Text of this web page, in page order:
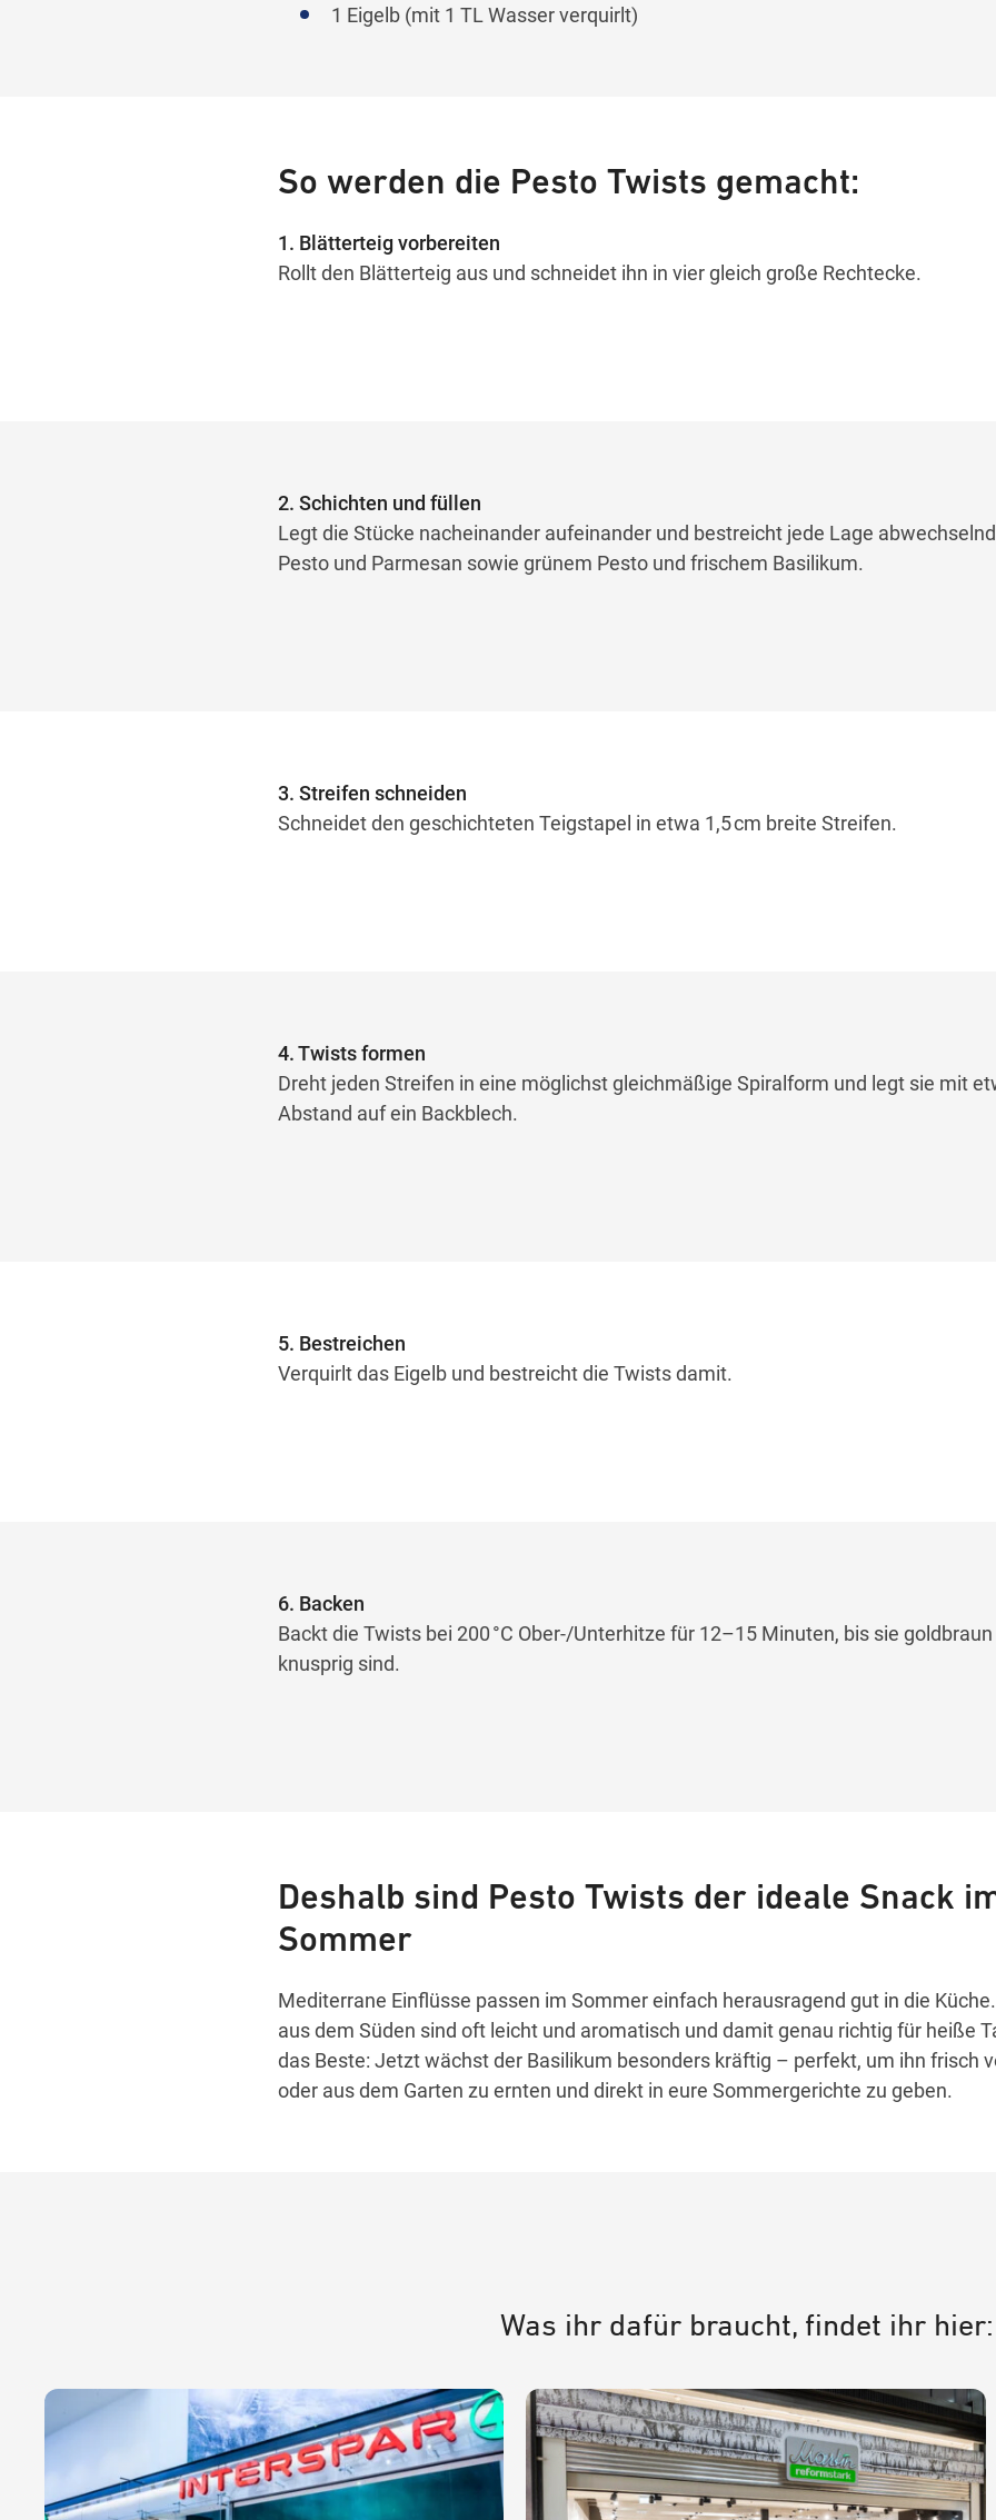
1 Eigelb (mit 1 TL Wasser verquirlt)
So werden die Pesto Twists gemacht:
1. Blätterteig vorbereiten
Rollt den Blätterteig aus und schneidet ihn in vier gleich große Rechtecke.
2. Schichten und füllen
Legt die Stücke nacheinander aufeinander und bestreicht jede Lage
Pesto und Parmesan sowie grünem Pesto und frischem Basilikum.
3. Streifen schneiden
Schneidet den geschichteten Teigstapel in etwa 1,5 cm breite Streifen.
4. Twists formen
Dreht jeden Streifen in eine möglichst gleichmäßige Spiralform und legt sie mit
Abstand auf ein Backblech.
5. Bestreichen
Verquirlt das Eigelb und bestreicht die Twists damit.
6. Backen
Backt die Twists bei 200 °C Ober-/Unterhitze für 12–15 Minuten, bis sie
knusprig sind.
Deshalb sind Pesto Twists der ideale Snack
Sommer
Mediterrane Einflüsse passen im Sommer einfach herausragend gut in die
aus dem Süden sind oft leicht und aromatisch und damit genau richtig für heiße
das Beste: Jetzt wächst der Basilikum besonders kräftig – perfekt, um ihn frisch
oder aus dem Garten zu ernten und direkt in eure Sommergerichte zu geben.
Was ihr dafür braucht, findet ihr hier: